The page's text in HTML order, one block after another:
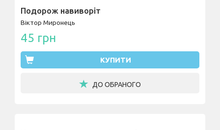
Подорож навиворіт
Віктор Миронець
45 грн
КУПИТИ
ДО ОБРАНОГО